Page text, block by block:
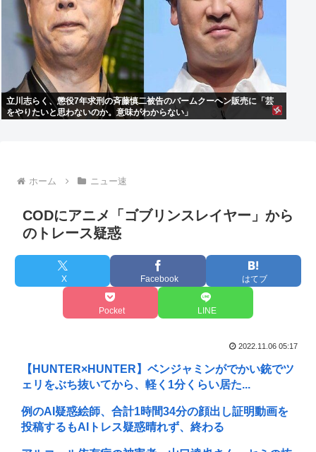
立川志らく、懲役7年求刑の斉藤慎二被告のバームクーヘン販売に「芸
をやりたいと思わないのか。意味がわからない」
ホーム ニュー速
CODにアニメ「ゴブリンスレイヤー」から
のトレース疑惑
X Facebook はてブ
Pocket LINE
2022.11.06 05:17
【HUNTER×HUNTER】ベンジャミンがでかい銃でツ
ェリをぶち抜いてから、軽く1分くらい居た...
例のAI疑惑絵師、合計1時間34分の顔出し証明動画を
投稿するもAIトレス疑惑晴れず、終わる